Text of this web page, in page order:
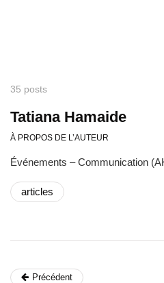
35 posts
Tatiana Hamaide
À PROPOS DE L’AUTEUR
Événements – Communication
articles
Précédent